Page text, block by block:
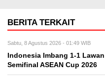
BERITA TERKAIT
Sabtu, 8 Agustus 2026 - 01:49 WIB
Indonesia Imbang 1-1
Semifinal ASEAN Cup 2026